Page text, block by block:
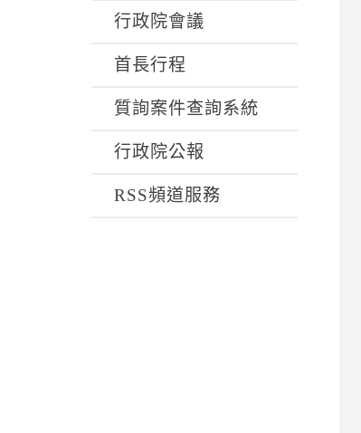
行政院會議
首長行程
質詢案件查詢系統
行政院公報
RSS頻道服務